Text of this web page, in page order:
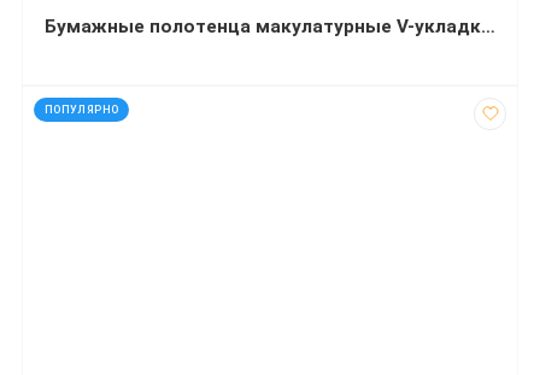
Бумажные полотенца макулатурные V-укладка зеленые 200 листов
ПОПУЛЯРНО
код: 20744